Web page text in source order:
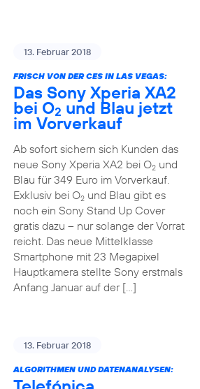
13. Februar 2018
FRISCH VON DER CES IN LAS VEGAS:
Das Sony Xperia XA2
bei O2 und Blau jetzt
im Vorverkauf
Ab sofort sichern sich Kunden das
neue Sony Xperia XA2 bei O2und
Blau für 349 Euro im Vorverkauf.
Exklusiv bei O2und Blau gibt es
noch ein Sony Stand Up Cover
gratis dazu – nur solange der Vorrat
reicht. Das neue Mittelklasse
Smartphone mit 23 Megapixel
Hauptkamera stellte Sony erstmals
Anfang Januar auf der […]
13. Februar 2018
ALGORITHMEN UND DATENANALYSEN: